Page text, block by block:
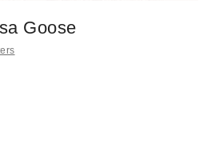
Goose